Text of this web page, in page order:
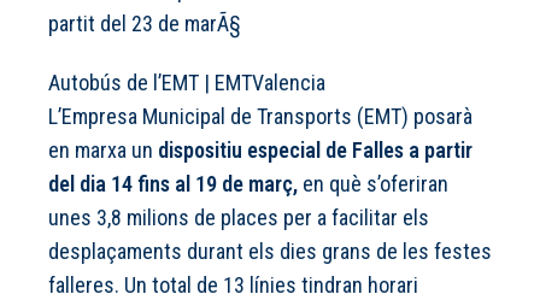
Autobús de l’EMT | EMTValencia
L’Empresa Municipal de Transports (EMT) posarà
en marxa un dispositiu especial de Falles a partir
del dia 14 fins al 19 de març, en què s’oferiran
unes 3,8 milions de places per a facilitar els
desplaçaments durant els dies grans de les festes
falleres. Un total de 13 línies tindran horari